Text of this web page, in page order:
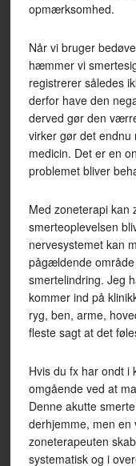
opmærksomhed.
Når vi bruger
hæmmer vi
registrerer således
derfor have den
derved gør den
virker gør det
medicin. Det er en
problemet bliver
Med zoneterapi kan
smerteoplevelsen
nervesystemet kan
pågældende
smertelindring. Jeg
kommer ind på
ryg, ben, arme,
fleste sagt at det
Hvis du fx har ondt
omgående ved at
Denne akutte
derhjemme, men en
zoneterapeuten
systematisk og i